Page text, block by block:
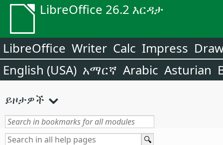
LibreOffice 26.2 እርዳታ
LibreOffice Writer Calc Impress
English (USA) አማርኛ Arabic Asturian
ይዞታዎች